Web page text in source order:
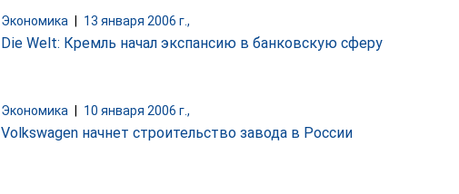
Экономика | 13 января 2006 г.,
Die Welt: Кремль начал экспансию в банковскую сферу
Экономика | 10 января 2006 г.,
Volkswagen начнет строительство завода в России